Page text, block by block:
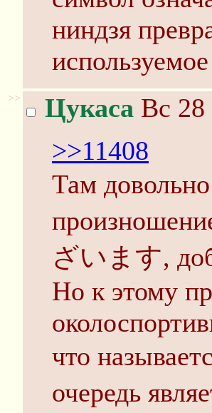
ниндзя
>> Цукаса Вс 28
>>11408
Там
ざいます,
Но к этому
что
очередь